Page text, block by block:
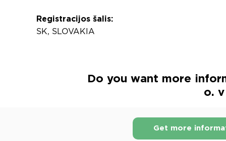
Registracijos šalis:
SK, SLOVAKIA
Do you want more
o.
Get more